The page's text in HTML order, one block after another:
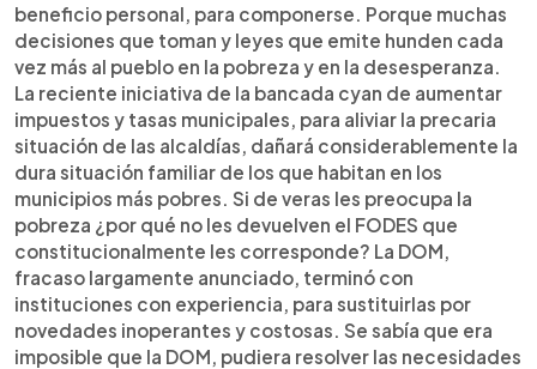
beneficio personal, para componerse. Porque muchas
decisiones que toman y leyes que emite hunden cada
vez más al pueblo en la pobreza y en la desesperanza.
La reciente iniciativa de la bancada cyan de aumentar
impuestos y tasas municipales, para aliviar la precaria
situación de las alcaldías, dañará considerablemente la
dura situación familiar de los que habitan en los
municipios más pobres. Si de veras les preocupa la
pobreza ¿por qué no les devuelven el FODES que
constitucionalmente les corresponde? La DOM,
fracaso largamente anunciado, terminó con
instituciones con experiencia, para sustituirlas por
novedades inoperantes y costosas. Se sabía que era
imposible que la DOM, pudiera resolver las necesidades